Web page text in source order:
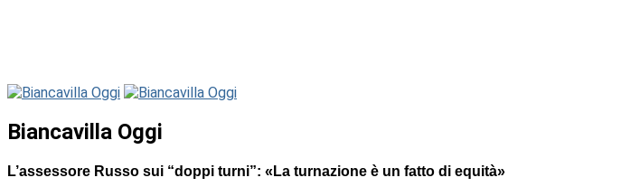
Biancavilla Oggi
L’assessore Russo sui “doppi turni”: «La turnazione è un fatto di equità»